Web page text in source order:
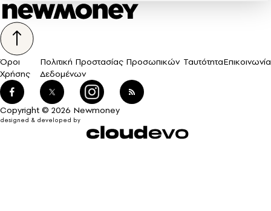
Όροι
Χρήσης
Πολιτική Προστασίας Προσωπικών
Δεδομένων
ΤαυτότηταΕπικοινωνία
Copyright © 2026 Newmoney
designed & developed by